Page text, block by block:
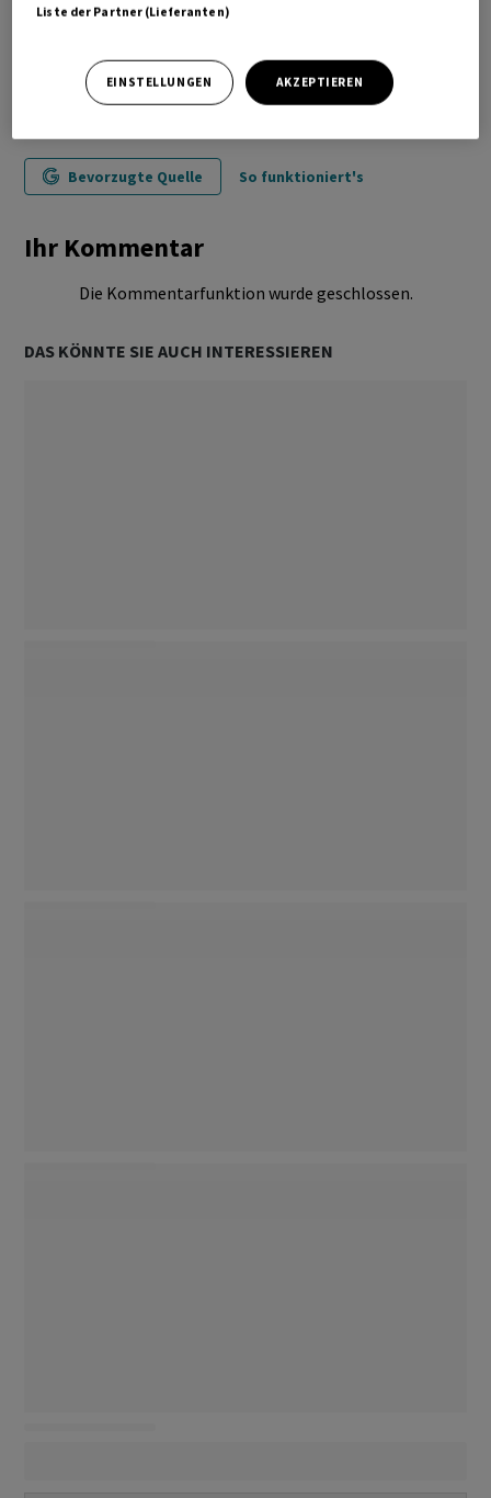
Bevorzugte Quelle So funktioniert's
Ihr Kommentar
Die Kommentarfunktion wurde geschlossen.
DAS KÖNNTE SIE AUCH INTERESSIEREN
Liste der Partner (Lieferanten)
EINSTELLUNGEN AKZEPTIEREN